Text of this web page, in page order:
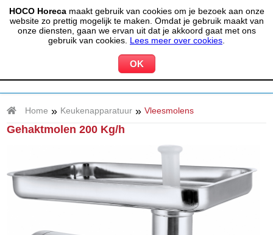
HOCO Horecamaakt gebruik van cookies om je bezoek aan onze
website zo prettig mogelijk te maken. Omdat je gebruik maakt van
onze diensten, gaan we ervan uit dat je akkoord gaat met ons
gebruik van cookies. Lees meer over cookies
(020) 497 6325 info@hocohoreca.nl
MIJN ACCOUNT 0 WINKELWAGEN
Home » Keukenapparatuur » Vleesmolens
Gehaktmolen 200 Kg/h